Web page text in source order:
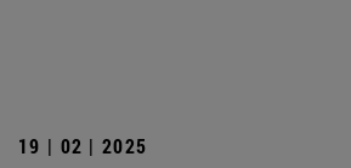
19 | 02 | 2025